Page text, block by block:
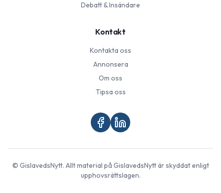
Debatt & Insändare
Kontakt
Kontakta oss
Annonsera
Om oss
Tipsa oss
© GislavedsNytt. Allt material påGislavedsNyttär skyddat enligt
upphovsrättslagen.